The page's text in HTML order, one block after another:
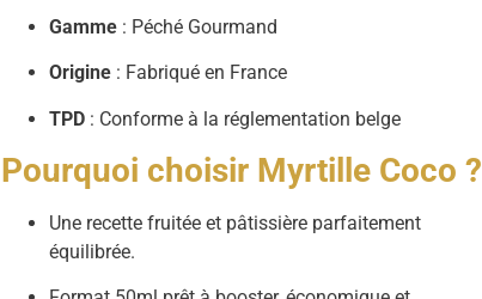
Gamme : Péché Gourmand
Origine : Fabriqué en France
TPD : Conforme à la réglementation belge
Pourquoi choisir Myrtille Coco ?
Une recette fruitée et pâtissière parfaitement
équilibrée.